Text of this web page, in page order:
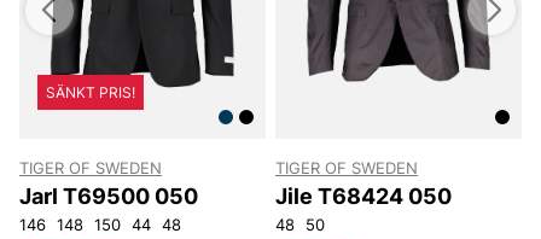
SÄNKT PRIS!
TIGER OF SWEDEN
Jarl T69500 050
146 148 150 44 48
TIGER OF SWEDEN
Jile T68424 050
48 50